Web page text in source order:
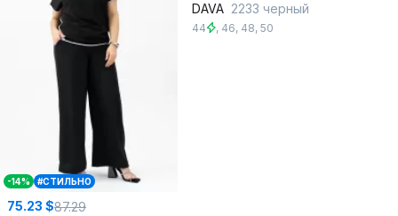
-14% #СТИЛЬНО
75.23 $87.29
DAVA 2233 черный
44 , 46, 48, 50